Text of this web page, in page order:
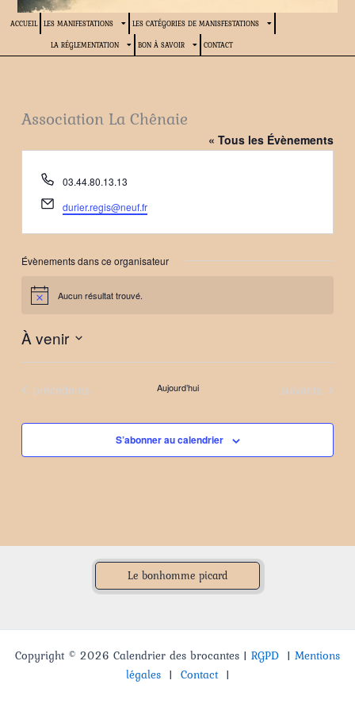
ACCUEIL LES MANIFESTATIONS LES CATÉGORIES DE MANISFESTATIONS
LA RÉGLEMENTATION BON À SAVOIR CONTACT
Association La Chênaie
« Tous les Évènements
Téléphone
03.44.80.13.13
Email
durier.regis@neuf.fr
Évènements dans ce organisateur
Notice Aucun résultat trouvé.
À venir
Sélectionnez
date.Évènements
précédents Aujourd’hui Évènements
suivants
S’abonner au calendrier
Le bonhomme picard
Copyright © 2026 Calendrier des brocantes | RGPD | Mentions
légales| Contact|